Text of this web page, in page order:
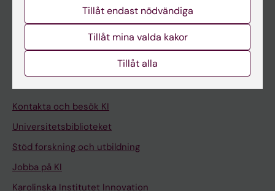
Medarbetare
Medarbetarportalen
Kontakta och besök KI
Universitetsbiblioteket
Stöd forskning och utbildning
Jobba på KI
Karolinska Institutet Innovation
Tillåt endast nödvändiga
Tillåt mina valda kakor
Tillåt alla